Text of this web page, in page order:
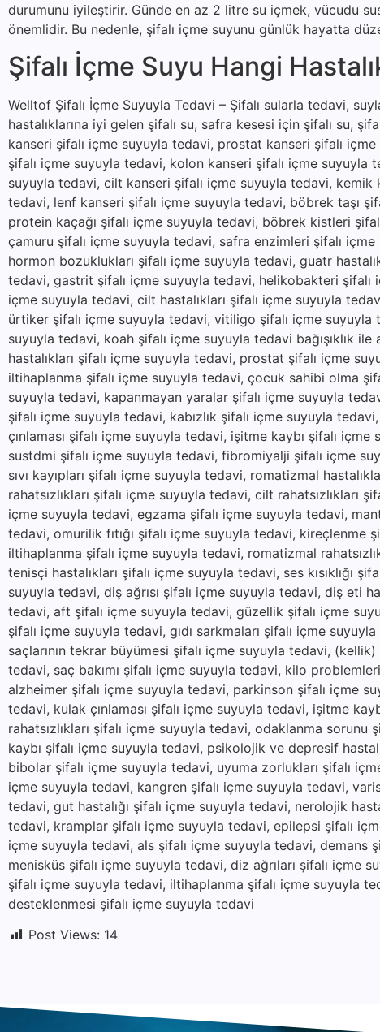
durumunu iyileştirir. Günde en az 2 litre su içmek, vücudu
önemlidir. Bu nedenle, şifalı içme suyunu günlük hayatta
Şifalı İçme Suyu Hangi
Welltof Şifalı İçme Suyuyla Tedavi – Şifalı sularla tedavi,
hastalıklarına iyi gelen şifalı su, safra kesesi için şifalı su,
kanseri şifalı içme suyuyla tedavi, prostat kanseri şifalı
şifalı içme suyuyla tedavi, kolon kanseri şifalı içme
suyuyla tedavi, cilt kanseri şifalı içme suyuyla tedavi,
tedavi, lenf kanseri şifalı içme suyuyla tedavi, böbrek taşı
protein kaçağı şifalı içme suyuyla tedavi, böbrek kistleri
çamuru şifalı içme suyuyla tedavi, safra enzimleri şifalı
hormon bozuklukları şifalı içme suyuyla tedavi, guatr
tedavi, gastrit şifalı içme suyuyla tedavi, helikobakteri şifalı
içme suyuyla tedavi, cilt hastalıkları şifalı içme suyuyla
ürtiker şifalı içme suyuyla tedavi, vitiligo şifalı içme
suyuyla tedavi, koah şifalı içme suyuyla tedavi bağışıklık
hastalıkları şifalı içme suyuyla tedavi, prostat şifalı içme
iltihaplanma şifalı içme suyuyla tedavi, çocuk sahibi olma
suyuyla tedavi, kapanmayan yaralar şifalı içme suyuyla
şifalı içme suyuyla tedavi, kabızlık şifalı içme suyuyla
çınlaması şifalı içme suyuyla tedavi, işitme kaybı şifalı
sustdmi şifalı içme suyuyla tedavi, fibromiyalji şifalı içme
sıvı kayıpları şifalı içme suyuyla tedavi, romatizmal
rahatsızlıkları şifalı içme suyuyla tedavi, cilt
içme suyuyla tedavi, egzama şifalı içme suyuyla tedavi,
tedavi, omurilik fıtığı şifalı içme suyuyla tedavi, kireçlenme
iltihaplanma şifalı içme suyuyla tedavi, romatizmal
tenisçi hastalıkları şifalı içme suyuyla tedavi, ses kısıklığı
suyuyla tedavi, diş ağrısı şifalı içme suyuyla tedavi, diş eti
tedavi, aft şifalı içme suyuyla tedavi, güzellik şifalı içme
şifalı içme suyuyla tedavi, gıdı sarkmaları şifalı içme
saçlarının tekrar büyümesi şifalı içme suyuyla tedavi,
tedavi, saç bakımı şifalı içme suyuyla tedavi, kilo
alzheimer şifalı içme suyuyla tedavi, parkinson şifalı içme
tedavi, kulak çınlaması şifalı içme suyuyla tedavi, işitme
rahatsızlıkları şifalı içme suyuyla tedavi, odaklanma
kaybı şifalı içme suyuyla tedavi, psikolojik ve depresif
bibolar şifalı içme suyuyla tedavi, uyuma zorlukları şifalı
içme suyuyla tedavi, kangren şifalı içme suyuyla tedavi,
tedavi, gut hastalığı şifalı içme suyuyla tedavi, nerolojik
tedavi, kramplar şifalı içme suyuyla tedavi, epilepsi şifalı
içme suyuyla tedavi, als şifalı içme suyuyla tedavi, demans
menisküs şifalı içme suyuyla tedavi, diz ağrıları şifalı içme
şifalı içme suyuyla tedavi, iltihaplanma şifalı içme suyuyla
desteklenmesi şifalı içme suyuyla tedavi
Post Views: 14